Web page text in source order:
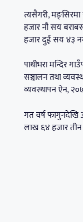
त्यसैगरी,
हजार नौ सय
हजार दुई सय ४३
पाथीभरा मन्दिर
सञ्चालन तथा
व्यवस्थापन ऐन,
गत वर्ष
लाख ६४ हजार